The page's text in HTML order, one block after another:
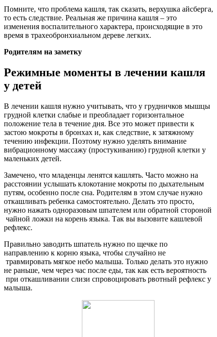
Помните, что проблема кашля, так сказать, верхушка айсберга,
то есть следствие. Реальная же причина кашля – это
изменения воспалительного характера, происходящие в это
время в трахеобронхиальном дереве легких.
Родителям на заметку
Режимные моменты в лечении кашля
у детей
В лечении кашля нужно учитывать, что у грудничков мышцы
грудной клетки слабые и преобладает горизонтальное
положение тела в течение дня. Все это может привести к
застою мокроты в бронхах и, как следствие, к затяжному
течению инфекции. Поэтому нужно уделять внимание
вибрационному массажу (простукиванию) грудной клетки у
маленьких детей.
Замечено, что младенцы ленятся кашлять. Часто можно на
расстоянии услышать клокотание мокроты по дыхательным
путям, особенно после сна. Родителям в этом случае нужно
откашливать ребенка самостоятельно. Делать это просто,
нужно нажать одноразовым шпателем или обратной стороной
чайной ложки на корень языка. Так вы вызовите кашлевой
рефлекс.
Правильно заводить шпатель нужно по щечке по
направлению к корню языка, чтобы случайно не
травмировать мягкое небо малыша. Только делать это нужно
не раньше, чем через час после еды, так как есть вероятность
при откашливании слизи спровоцировать рвотный рефлекс у
малыша.